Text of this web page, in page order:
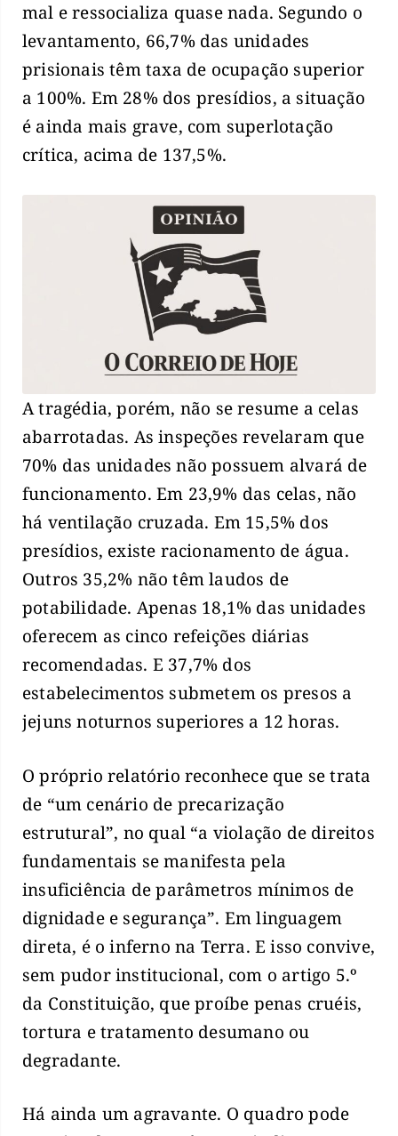
mal e ressocializa quase nada. Segundo o
levantamento, 66,7% das unidades
prisionais têm taxa de ocupação superior
a 100%. Em 28% dos presídios, a situação
é ainda mais grave, com superlotação
crítica, acima de 137,5%.
A tragédia, porém, não se resume a celas
abarrotadas. As inspeções revelaram que
70% das unidades não possuem alvará de
funcionamento. Em 23,9% das celas, não
há ventilação cruzada. Em 15,5% dos
presídios, existe racionamento de água.
Outros 35,2% não têm laudos de
potabilidade. Apenas 18,1% das unidades
oferecem as cinco refeições diárias
recomendadas. E 37,7% dos
estabelecimentos submetem os presos a
jejuns noturnos superiores a 12 horas.
O próprio relatório reconhece que se trata
de “um cenário de precarização
estrutural”, no qual “a violação de direitos
fundamentais se manifesta pela
insuficiência de parâmetros mínimos de
dignidade e segurança”. Em linguagem
direta, é o inferno na Terra. E isso convive,
sem pudor institucional, com o artigo 5.º
da Constituição, que proíbe penas cruéis,
tortura e tratamento desumano ou
degradante.
Há ainda um agravante. O quadro pode